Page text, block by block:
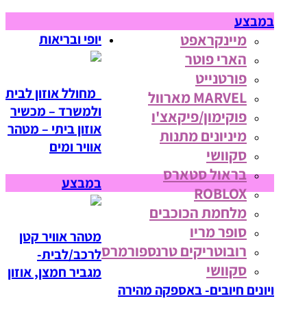
במבצע
מיינקראפט
הארי פוטר
פורטנייט
MARVEL מארוול
פוקימון/פיקאצ'ו
מיניונים מתנות
סקוושי
בראול סטארס
ROBLOX
מלחמת הכוכבים
סופר מריו
רובוטריקים טרנספורמרס
סקוושי
יופי ובריאות
מחולל אוזון לבית
ולמשרד – מכשיר
אוזון ביתי – מטהר
אוויר ומים
במבצע
מטהר אוויר קטן
לרכב/לבית-
מגביר חמצן, אוזון
ויונים חיובים- באספקה מהירה